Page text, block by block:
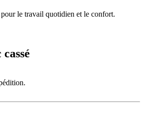
le travail quotidien et le confort.